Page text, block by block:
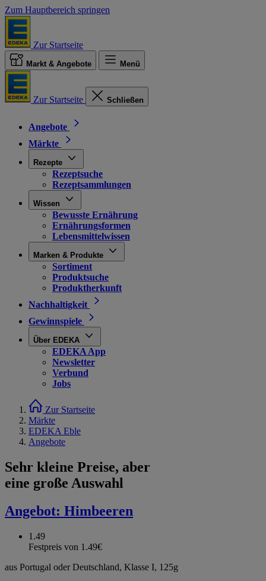
Zum Hauptbereich springen
Zur Startseite
Markt & Angebote Menü
Zur Startseite Schließen
Angebote
Märkte
Rezepte
Rezeptsuche
Rezeptsammlungen
Wissen
Bewusste Ernährung
Ernährungsformen
Lebensmittelwissen
Marken & Produkte
Sortiment
Produktsuche
Produktherkunft
Nachhaltigkeit
Gewinnspiele
Über EDEKA
EDEKA App
Newsletter
Verbund
Jobs
Zur Startseite
Märkte
EDEKA Eble
Angebote
Sehr kleine Preise, aber
eine große Auswahl
Angebot: Himbeeren
1.49
Festpreis von 1.49€
aus Portugal oder Deutschland, Klasse I, 125g